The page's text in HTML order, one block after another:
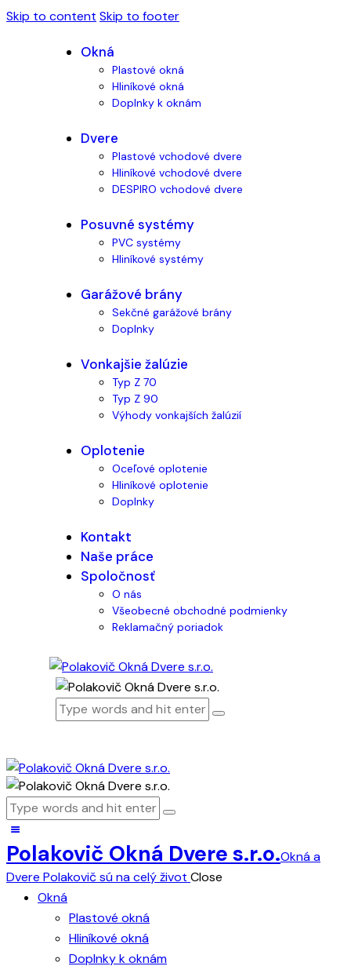
Skip to content Skip to footer
Okná
Plastové okná
Hliníkové okná
Doplnky k oknám
Dvere
Plastové vchodové dvere
Hliníkové vchodové dvere
DESPIRO vchodové dvere
Posuvné systémy
PVC systémy
Hliníkové systémy
Garážové brány
Sekčné garážové brány
Doplnky
Vonkajšie žalúzie
Typ Z 70
Typ Z 90
Výhody vonkajších žalúzií
Oplotenie
Oceľové oplotenie
Hliníkové oplotenie
Doplnky
Kontakt
Naše práce
Spoločnosť
O nás
Všeobecné obchodné podmienky
Reklamačný poriadok
Polakovič Okná Dvere s.r.o.Okná a
Dvere Polakovič sú na celý život Close
Okná
Plastové okná
Hliníkové okná
Doplnky k oknám